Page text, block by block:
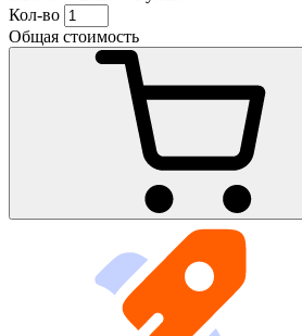
Кол-во
Общая стоимость